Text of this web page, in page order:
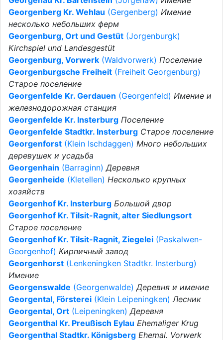
Georgenberg Kr. Wehlau (Gergenberg) Имение
несколько небольших ферм
Georgenburg, Ort und Gestüt (Jorgenburgk)
Kirchspiel und Landesgestüt
Georgenburg, Vorwerk (Waldvorwerk) Поселение
Georgenburgsche Freiheit (Freiheit Georgenburg)
Старое поселение
Georgenfelde Kr. Gerdauen (Georgenfeld) Имение и
железнодорожная станция
Georgenfelde Kr. Insterburg Поселение
Georgenfelde Stadtkr. Insterburg Старое поселение
Georgenforst (Klein Ischdaggen) Много небольших
деревушек и усадьба
Georgenhain (Barraginn)Деревня
Georgenheide (Kletellen) Несколько крупных
хозяйств
Georgenhof Kr. Insterburg Большой двор
Georgenhof Kr. Tilsit-Ragnit, alter Siedlungsort
Старое поселение
Georgenhof Kr. Tilsit-Ragnit, Ziegelei (Paskalwen-
Georgenhof) Кирпичный завод
Georgenhorst (Lenkeningken Stadtkr. Insterburg)
Имение
Georgenswalde (Georgenwalde)Деревня и имение
Georgental, Försterei (Klein Leipeningken)Лесник
Georgental, Ort (Leipeningken)Деревня
Georgenthal Kr. Preußisch Eylau Ehemaliger Krug
Georgenthal Stadtkr. Königsberg Ehemal. Vorwerk